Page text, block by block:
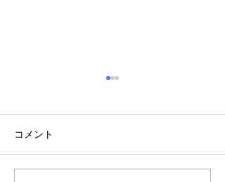
コメント